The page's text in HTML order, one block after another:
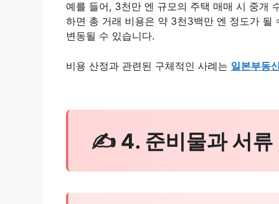
예를 들어, 3천만 엔 규모의 주택 매매 시 중개
하면 총 거래 비용은 약 3천3백만 엔 정도가 될
변동될 수 있습니다.
비용 산정과 관련된 구체적인 사례는 일본부동
✍ 4. 준비물과 서류